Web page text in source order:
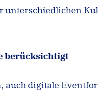
berücksichtigt
auch digitale